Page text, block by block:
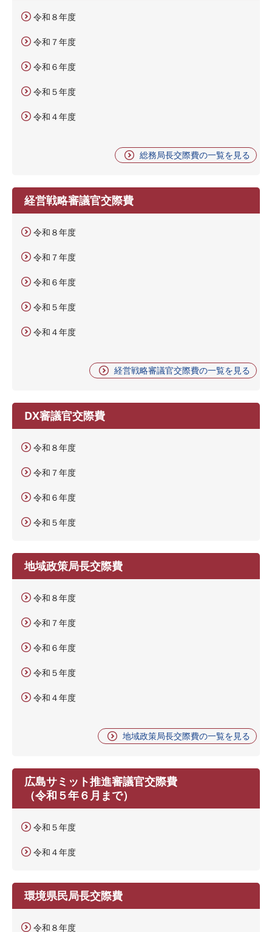
令和８年度
令和７年度
令和６年度
令和５年度
令和４年度
総務局長交際費の一覧を見る
経営戦略審議官交際費
令和８年度
令和７年度
令和６年度
令和５年度
令和４年度
経営戦略審議官交際費の一覧を見る
DX審議官交際費
令和８年度
令和７年度
令和６年度
令和５年度
地域政策局長交際費
令和８年度
令和７年度
令和６年度
令和５年度
令和４年度
地域政策局長交際費の一覧を見る
広島サミット推進審議官交際費
（令和５年６月まで）
令和５年度
令和４年度
環境県民局長交際費
令和８年度